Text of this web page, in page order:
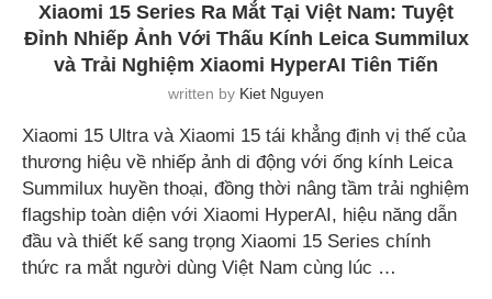
Xiaomi 15 Series Ra Mắt Tại Việt Nam: Tuyệt
Đỉnh Nhiếp Ảnh Với Thấu Kính Leica Summilux
và Trải Nghiệm Xiaomi HyperAI Tiên Tiến
written by Kiet Nguyen
Xiaomi 15 Ultra và Xiaomi 15 tái khẳng định vị thế của
thương hiệu về nhiếp ảnh di động với ống kính Leica
Summilux huyền thoại, đồng thời nâng tầm trải nghiệm
flagship toàn diện với Xiaomi HyperAI, hiệu năng dẫn
đầu và thiết kế sang trọng Xiaomi 15 Series chính
thức ra mắt người dùng Việt Nam cùng lúc …